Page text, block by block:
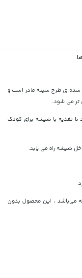
شده ی طرح سینه مادر است و
تر می شود.
کند تا تغذیه با شیشه برای کودک
شیشه راه می یابد.
یک جعبه می‌باشد ، این محصول بدون